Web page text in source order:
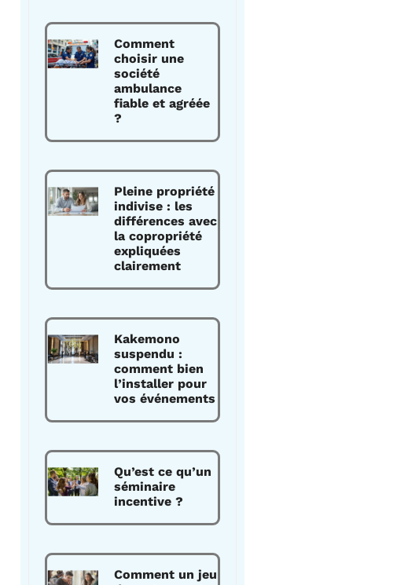
Comment
choisir une
société
ambulance
fiable et agréée
?
Pleine propriété
indivise : les
différences avec
la copropriété
expliquées
clairement
Kakemono
suspendu :
comment bien
l’installer pour
vos événements
Qu’est ce qu’un
séminaire
incentive ?
Comment un jeu